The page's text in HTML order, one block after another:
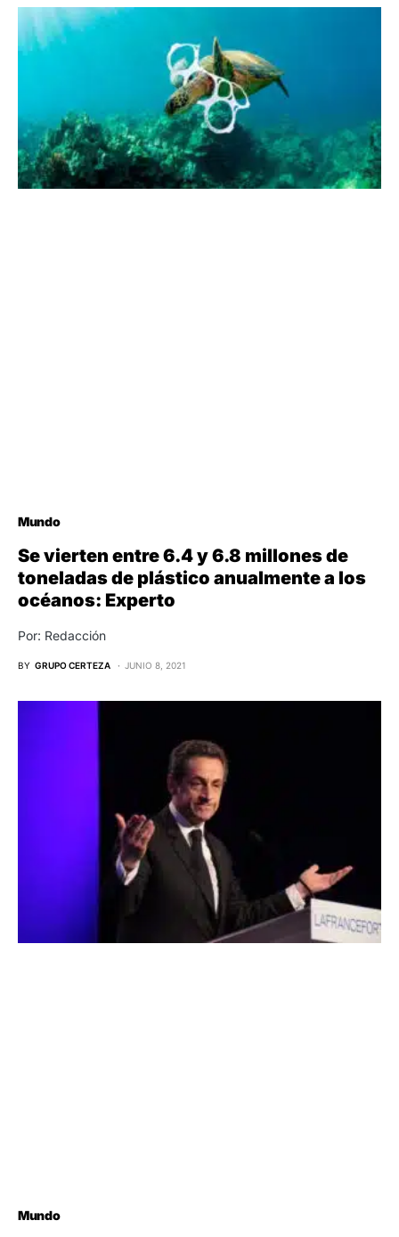
Mundo
Se vierten entre 6.4 y 6.8 millones de
toneladas de plástico anualmente a los
océanos: Experto
Por: Redacción
BY GRUPO CERTEZA JUNIO 8, 2021
Mundo